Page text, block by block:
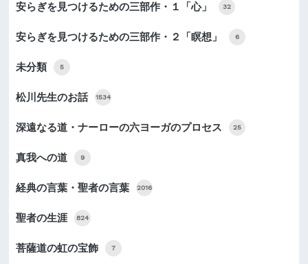
安らぎを見つけるための三部作・１「心」 32
安らぎを見つけるための三部作・２「瞑想」 6
未分類 5
松川先生のお話 1534
深遠なる道・ナーローの六ヨーガのプロセス 25
真我への道 9
経典の言葉・聖者の言葉 2016
聖者の生涯 824
菩薩道の虹の宝飾 7